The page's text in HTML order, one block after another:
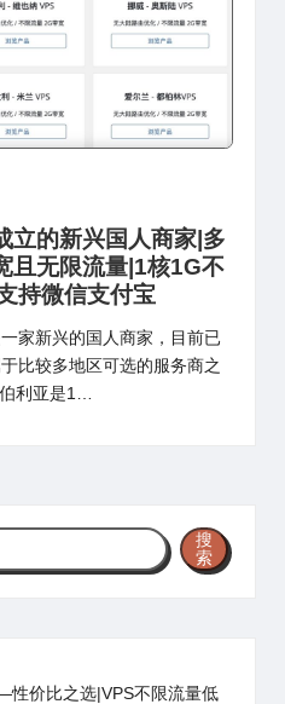
立的新兴国人商家|多
且无限流量|1核1G不
持微信支付宝
家新兴的国人商家，目前已
比较多地区可选的服务商之
利亚是1…
搜
索
性价比之选|VPS不限流量低